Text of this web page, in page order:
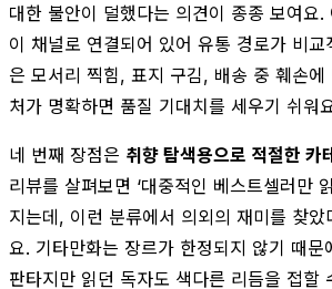
대한 불안이 덜했다는 의견이 종종 보여요
이 채널로 연결되어 있어 유통 경로가 비교
은 모서리 찍힘, 표지 구김, 배송 중 훼손에
처가 명확하면 품질 기대치를 세우기 쉬워
네 번째 장점은 취향 탐색용으로 적절한 카
리뷰를 살펴보면 ‘대중적인 베스트셀러만
지는데, 이런 분류에서 의외의 재미를 찾았
요. 기타만화는 장르가 한정되지 않기 때문
판타지만 읽던 독자도 색다른 리듬을 접할